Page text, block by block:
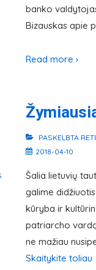
banko
Bizauskas apie
Read more ›
PASKELBTA
2018-04-10
Šalia lietuvių
galime
kūryba ir
patriarcho
ne mažiau
Skaitykite toliau